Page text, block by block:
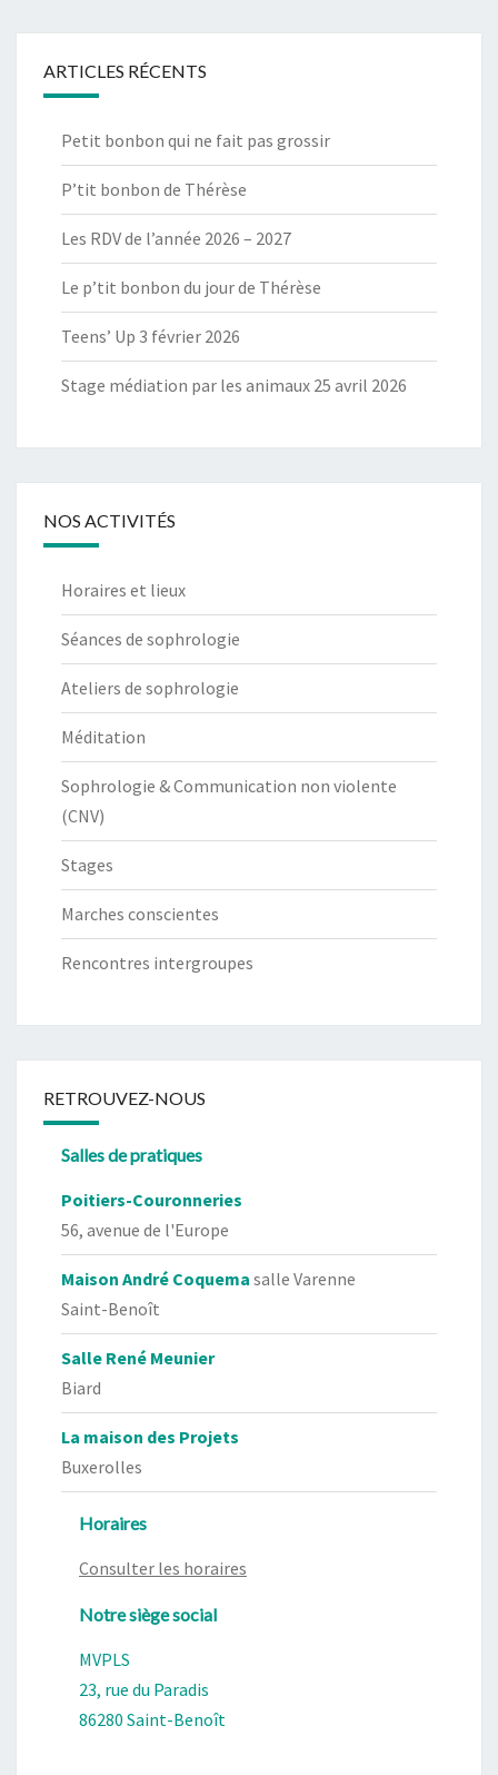
ARTICLES RÉCENTS
Petit bonbon qui ne fait pas grossir
P’tit bonbon de Thérèse
Les RDV de l’année 2026 – 2027
Le p’tit bonbon du jour de Thérèse
Teens’ Up 3 février 2026
Stage médiation par les animaux 25 avril 2026
NOS ACTIVITÉS
Horaires et lieux
Séances de sophrologie
Ateliers de sophrologie
Méditation
Sophrologie & Communication non violente
(CNV)
Stages
Marches conscientes
Rencontres intergroupes
RETROUVEZ-NOUS
Salles de pratiques
Poitiers-Couronneries
56, avenue de l'Europe
Maison André Coquema salle Varenne
Saint-Benoît
Salle René Meunier
Biard
La maison des Projets
Buxerolles
Horaires
Consulter les horaires
Notre siège social
MVPLS
23, rue du Paradis
86280 Saint-Benoît